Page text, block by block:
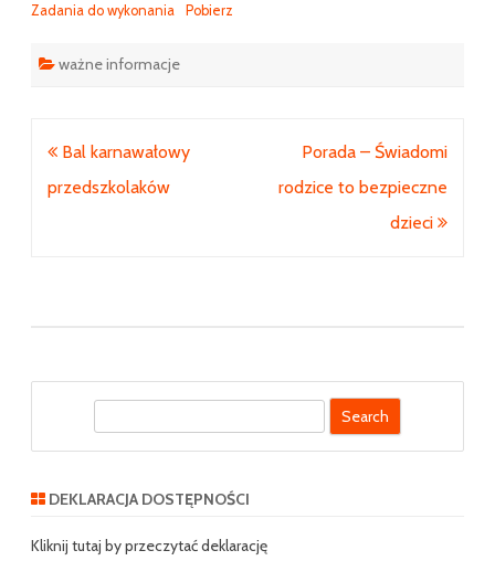
Zadania do wykonania Pobierz
ważne informacje
Nawigacja
wpisu
Bal karnawałowy
przedszkolaków
Porada – Świadomi
rodzice to bezpieczne
dzieci
r
h
DEKLARACJA DOSTĘPNOŚCI
Kliknij tutaj by przeczytać deklarację